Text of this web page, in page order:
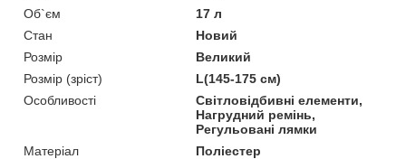
Об`єм
17 л
Стан
Новий
Розмір
Великий
Розмір (зріст)
L(145-175 см)
Особливості
Світловідбивні елементи,
Нагрудний ремінь,
Регульовані лямки
Матеріал
Поліестер